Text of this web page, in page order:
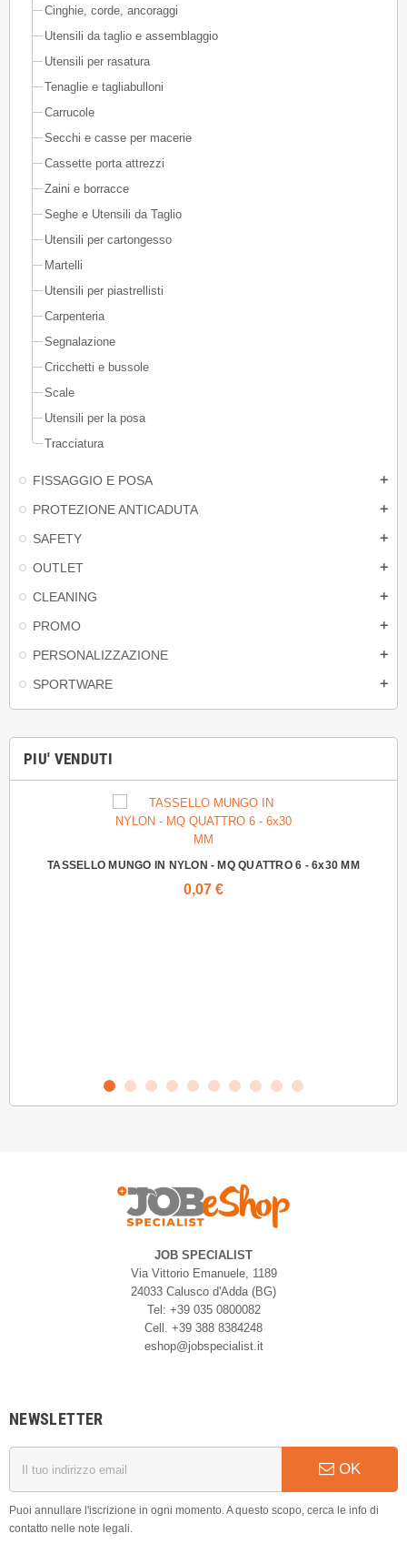
Cinghie, corde, ancoraggi
Utensili da taglio e assemblaggio
Utensili per rasatura
Tenaglie e tagliabulloni
Carrucole
Secchi e casse per macerie
Cassette porta attrezzi
Zaini e borracce
Seghe e Utensili da Taglio
Utensili per cartongesso
Martelli
Utensili per piastrellisti
Carpenteria
Segnalazione
Cricchetti e bussole
Scale
Utensili per la posa
Tracciatura
FISSAGGIO E POSA add
PROTEZIONE ANTICADUTA add
SAFETY add
OUTLET add
CLEANING add
PROMO add
PERSONALIZZAZIONE add
SPORTWARE add
PIU' VENDUTI
TASSELLO MUNGO IN NYLON - MQ QUATTRO 6 - 6x30 MM
0,07 €
JOB SPECIALIST
Via Vittorio Emanuele, 1189
24033 Calusco d'Adda (BG)
Tel: +39 035 0800082
Cell. +39 388 8384248
eshop@jobspecialist.it
NEWSLETTER
OK
Puoi annullare l'iscrizione in ogni momento. A questo scopo, cerca le info di
contatto nelle note legali.